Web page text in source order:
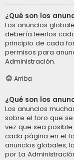
¿Qué son los
Los anuncios
debería leerlos
principio de cada
permisos para
Administración.
Arriba
¿Qué son los
Los anuncios
sobre el foro que
vez que sea
cada página en el
anuncios globales,
por La